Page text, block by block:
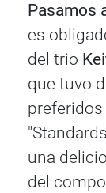
Pasamos
es
del trio
que tuvo
preferidos
una
del